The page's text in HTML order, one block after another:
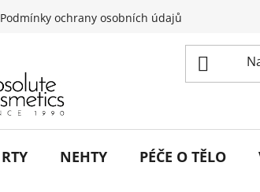
Podmínky ochrany osobních údajů
RTY NEHTY PÉČE O TĚLO